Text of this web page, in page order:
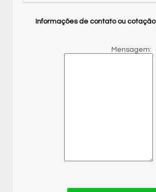
Informações de contato ou cotação
Mensagem: